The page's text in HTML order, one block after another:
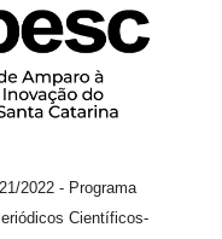
2022 - Programa
Científicos-